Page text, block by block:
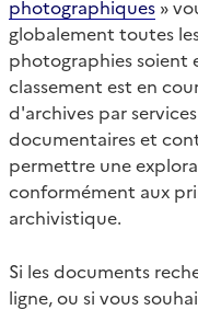
photographiques »
globalement toutes
photographies soient
classement est en
d'archives par
documentaires et
permettre une
conformément aux
archivistique.
Si les documents
ligne, ou si vous